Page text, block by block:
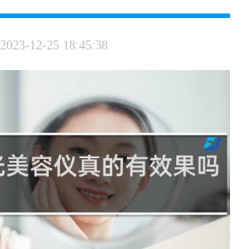
2023-12-25 18:45:38